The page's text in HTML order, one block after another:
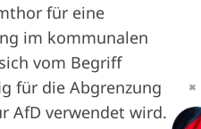
für eine
im kommunalen
vom Begriff
für die Abgrenzung
AfD verwendet wird.
✖